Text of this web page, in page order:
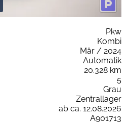
Pkw
Kombi
Mär / 2024
Automatik
20.328 km
5
Grau
Zentrallager
ab ca. 12.08.2026
A901713